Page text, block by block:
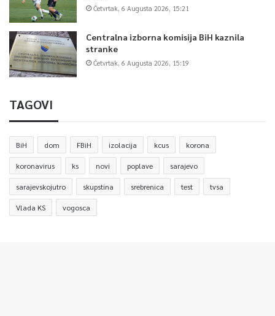
Četvrtak, 6 Augusta 2026, 15:21
Centralna izborna komisija BiH kaznila
stranke
Četvrtak, 6 Augusta 2026, 15:19
TAGOVI
BiH dom FBiH izolacija kcus korona
koronavirus ks novi poplave sarajevo
sarajevskojutro skupstina srebrenica test tvsa
Vlada KS vogosca